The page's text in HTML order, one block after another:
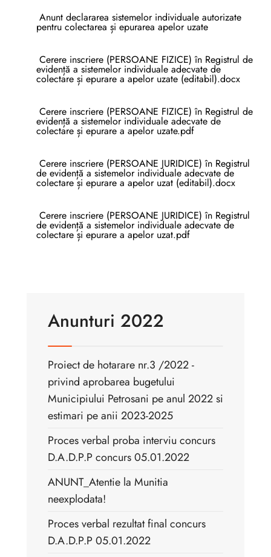
Anunt declararea sistemelor individuale autorizate
pentru colectarea și epurarea apelor uzate
Cerere inscriere (PERSOANE FIZICE) în Registrul de
evidență a sistemelor individuale adecvate de
colectare și epurare a apelor uzate (editabil).docx
Cerere inscriere (PERSOANE FIZICE) în Registrul de
evidență a sistemelor individuale adecvate de
colectare și epurare a apelor uzate.pdf
Cerere inscriere (PERSOANE JURIDICE) în Registrul
de evidență a sistemelor individuale adecvate de
colectare și epurare a apelor uzat (editabil).docx
Cerere inscriere (PERSOANE JURIDICE) în Registrul
de evidență a sistemelor individuale adecvate de
colectare și epurare a apelor uzat.pdf
Anunturi 2022
Proiect de hotarare nr.3 /2022 -
privind aprobarea bugetului
Municipiului Petrosani pe anul 2022 si
estimari pe anii 2023-2025
Proces verbal proba interviu concurs
D.A.D.P.P concurs 05.01.2022
ANUNT_Atentie la Munitia
neexplodata!
Proces verbal rezultat final concurs
D.A.D.P.P 05.01.2022